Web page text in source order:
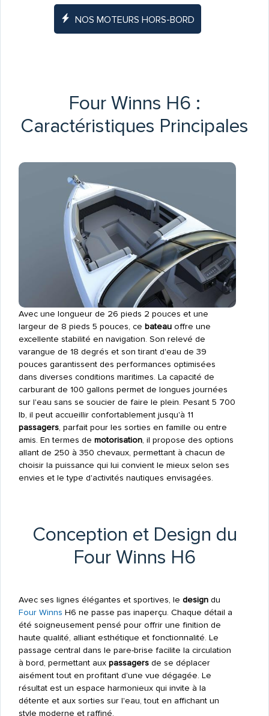
NOS MOTEURS HORS-BORD
Four Winns H6 :
Caractéristiques Principales
Avec une longueur de 26 pieds 2 pouces et une
largeur de 8 pieds 5 pouces, ce bateauoffre une
excellente stabilité en navigation. Son relevé de
varangue de 18 degrés et son tirant d'eau de 39
pouces garantissent des performances optimisées
dans diverses conditions maritimes. La capacité de
carburant de 100 gallons permet de longues journées
sur l'eau sans se soucier de faire le plein. Pesant 5 700
lb, il peut accueillir confortablement jusqu'à 11
passagers, parfait pour les sorties en famille ou entre
amis. En termes de motorisation, il propose des options
allant de 250 à 350 chevaux, permettant à chacun de
choisir la puissance qui lui convient le mieux selon ses
envies et le type d'activités nautiques envisagées.
Conception et Design du
Four Winns H6
Avec ses lignes élégantes et sportives, le designdu
Four Winns H6 ne passe pas inaperçu. Chaque détail a
été soigneusement pensé pour offrir une finition de
haute qualité, alliant esthétique et fonctionnalité. Le
passage central dans le pare-brise facilite la circulation
à bord, permettant aux passagersde se déplacer
aisément tout en profitant d'une vue dégagée. Le
résultat est un espace harmonieux qui invite à la
détente et aux sorties sur l'eau, tout en affichant un
style moderne et raffiné.